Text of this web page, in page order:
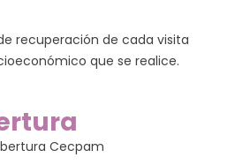
recuperación de cada visita
que se realice.